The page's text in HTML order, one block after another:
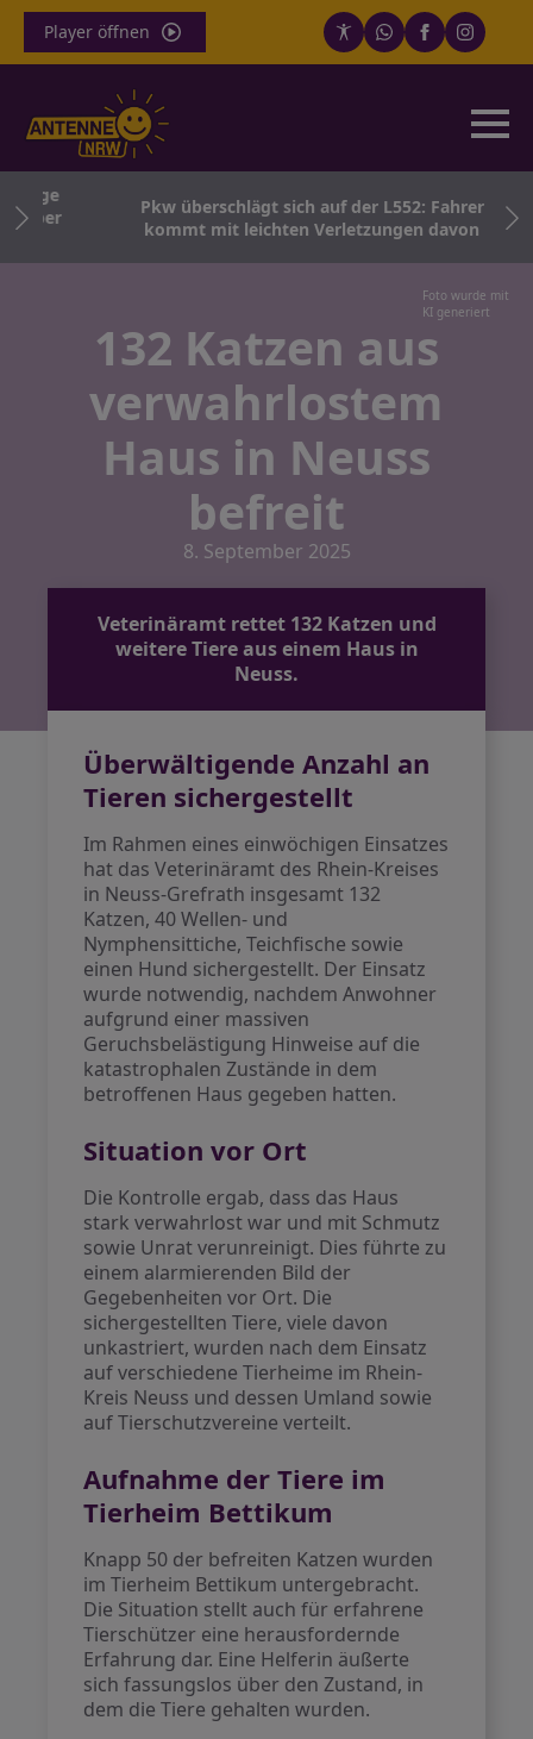
Player öffnen
Pkw überschlägt sich auf der L552: Fahrer
kommt mit leichten Verletzungen davon
Foto wurde mit
KI generiert
132 Katzen aus
verwahrlostem
Haus in Neuss
befreit
8. September 2025
Veterinäramt rettet 132 Katzen und
weitere Tiere aus einem Haus in
Neuss.
Überwältigende Anzahl an
Tieren sichergestellt
Im Rahmen eines einwöchigen Einsatzes
hat das Veterinäramt des Rhein-Kreises
in Neuss-Grefrath insgesamt 132
Katzen, 40 Wellen- und
Nymphensittiche, Teichfische sowie
einen Hund sichergestellt. Der Einsatz
wurde notwendig, nachdem Anwohner
aufgrund einer massiven
Geruchsbelästigung Hinweise auf die
katastrophalen Zustände in dem
betroffenen Haus gegeben hatten.
Situation vor Ort
Die Kontrolle ergab, dass das Haus
stark verwahrlost war und mit Schmutz
sowie Unrat verunreinigt. Dies führte zu
einem alarmierenden Bild der
Gegebenheiten vor Ort. Die
sichergestellten Tiere, viele davon
unkastriert, wurden nach dem Einsatz
auf verschiedene Tierheime im Rhein-
Kreis Neuss und dessen Umland sowie
auf Tierschutzvereine verteilt.
Aufnahme der Tiere im
Tierheim Bettikum
Knapp 50 der befreiten Katzen wurden
im Tierheim Bettikum untergebracht.
Die Situation stellt auch für erfahrene
Tierschützer eine herausfordernde
Erfahrung dar. Eine Helferin äußerte
sich fassungslos über den Zustand, in
dem die Tiere gehalten wurden.